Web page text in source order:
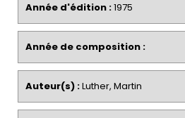
Année d'édition :1975
Année de composition :
Auteur(s) :Luther, Martin